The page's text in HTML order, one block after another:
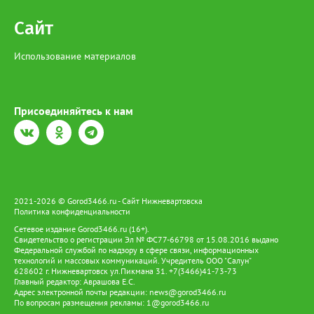
Сайт
Использование материалов
Присоединяйтесь к нам
2021-2026 © Gorod3466.ru - Сайт Нижневартовска
Политика конфиденциальности
Сетевое издание Gorod3466.ru (16+).
Свидетельство о регистрации Эл № ФС77-66798 от 15.08.2016 выдано
Федеральной службой по надзору в сфере связи, информационных
технологий и массовых коммуникаций. Учредитель ООО "Салун"
628602 г. Нижневартовск ул.Пикмана 31. +7(3466)41-73-73
Главный редактор: Аврашова Е.С.
Адрес электронной почты редакции: news@gorod3466.ru
По вопросам размещения рекламы: 1@gorod3466.ru